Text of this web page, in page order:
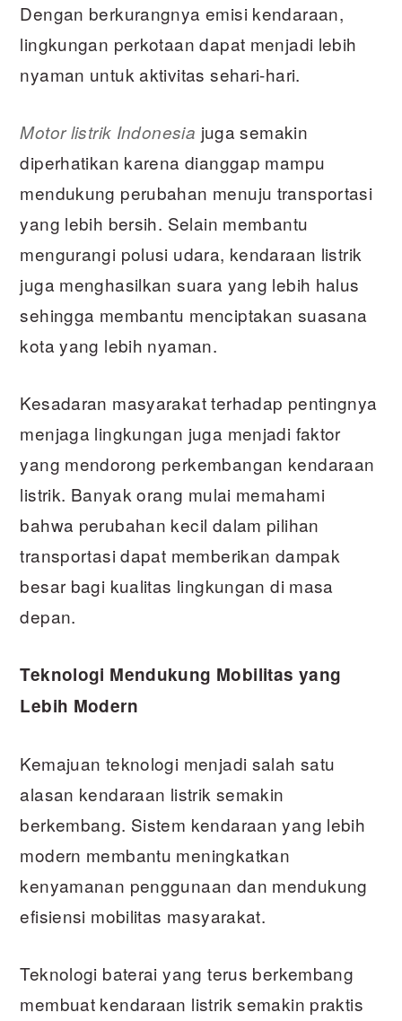
Dengan berkurangnya emisi kendaraan,
lingkungan perkotaan dapat menjadi lebih
nyaman untuk aktivitas sehari-hari.
Motor listrik Indonesia juga semakin
diperhatikan karena dianggap mampu
mendukung perubahan menuju transportasi
yang lebih bersih. Selain membantu
mengurangi polusi udara, kendaraan listrik
juga menghasilkan suara yang lebih halus
sehingga membantu menciptakan suasana
kota yang lebih nyaman.
Kesadaran masyarakat terhadap pentingnya
menjaga lingkungan juga menjadi faktor
yang mendorong perkembangan kendaraan
listrik. Banyak orang mulai memahami
bahwa perubahan kecil dalam pilihan
transportasi dapat memberikan dampak
besar bagi kualitas lingkungan di masa
depan.
Teknologi Mendukung Mobilitas yang
Lebih Modern
Kemajuan teknologi menjadi salah satu
alasan kendaraan listrik semakin
berkembang. Sistem kendaraan yang lebih
modern membantu meningkatkan
kenyamanan penggunaan dan mendukung
efisiensi mobilitas masyarakat.
Teknologi baterai yang terus berkembang
membuat kendaraan listrik semakin praktis